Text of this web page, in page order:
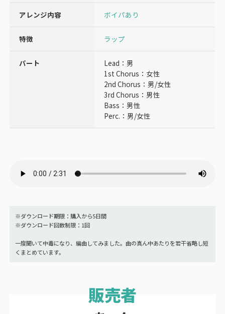
アレンジ内容 ボイパあり
特徴 ラップ
パート
Lead：男
1st Chorus：女性
2nd Chorus：男/女性
3rd Chorus：男性
Bass：男性
Perc.：男/女性
※ダウンロード期限：購入から5日間
※ダウンロード回数制限：1回
一度聞いて中毒になり、編曲してみました。曲の真ん中あたりを若干省略し短
くまとめています。